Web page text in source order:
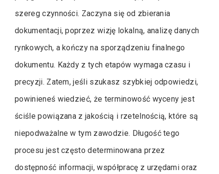
szereg czynności. Zaczyna się od zbierania
dokumentacji, poprzez wizję lokalną, analizę danych
rynkowych, a kończy na sporządzeniu finalnego
dokumentu. Każdy z tych etapów wymaga czasu i
precyzji. Zatem, jeśli szukasz szybkiej odpowiedzi,
powinieneś wiedzieć, że terminowość wyceny jest
ściśle powiązana z jakością i rzetelnością, które są
niepodważalne w tym zawodzie. Długość tego
procesu jest często determinowana przez
dostępność informacji, współpracę z urzędami oraz